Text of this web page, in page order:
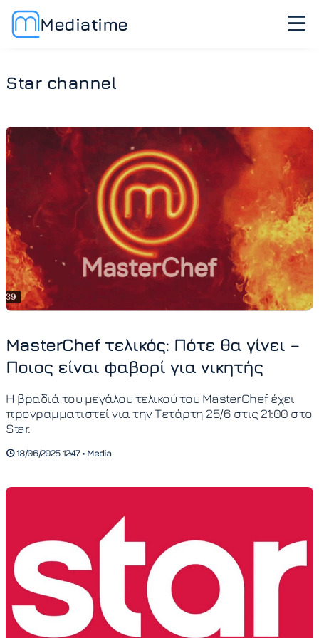
Mediatime
Star channel
MasterChef τελικός: Πότε θα γίνει –
Ποιος είναι φαβορί για νικητής
Η βραδιά του μεγάλου τελικού του MasterChef έχει
προγραμματιστεί για την Τετάρτη 25/6 στις 21:00 στο
Star.
18/06/2025 12:47 • Media